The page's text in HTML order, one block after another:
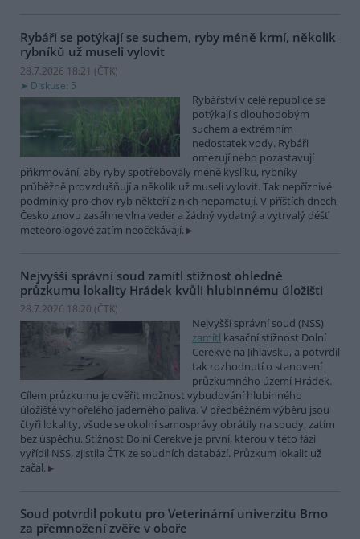
Rybáři se potýkají se suchem, ryby méně krmí, několik
rybníků už museli vylovit
28.7.2026 18:21 (ČTK)
Diskuse: 5
Rybářství v celé republice se
potýkají s dlouhodobým
suchem a extrémním
nedostatek vody. Rybáři
omezují nebo pozastavují
přikrmování, aby ryby spotřebovaly méně kyslíku, rybníky
průběžně provzdušňují a několik už museli vylovit. Tak nepříznivé
podmínky pro chov ryb někteří z nich nepamatují. V příštích dnech
Česko znovu zasáhne vlna veder a žádný vydatný a vytrvalý déšť
meteorologové zatím neočekávají.
Nejvyšší správní soud zamítl stížnost ohledně
průzkumu lokality Hrádek kvůli hlubinnému úložišti
28.7.2026 18:20 (ČTK)
Nejvyšší správní soud (NSS)
zamítl kasační stížnost Dolní
Cerekve na Jihlavsku, a potvrdil
tak rozhodnutí o stanovení
průzkumného území Hrádek.
Cílem průzkumu je ověřit možnost vybudování hlubinného
úložiště vyhořelého jaderného paliva. V předběžném výběru jsou
čtyři lokality, všude se okolní samosprávy obrátily na soudy, zatím
bez úspěchu. Stížnost Dolní Cerekve je první, kterou v této fázi
vyřídil NSS, zjistila ČTK ze soudních databází. Průzkum lokalit už
začal.
Soud potvrdil pokutu pro Veterinární univerzitu Brno
za přemnožení zvěře v oboře